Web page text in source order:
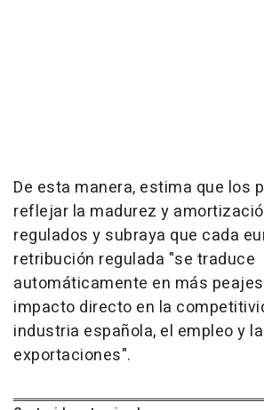
De esta manera, estima que los
reflejar la madurez y
regulados y subraya que cada
retribución regulada "se traduce
automáticamente en más
impacto directo en la
industria española, el empleo y
exportaciones".